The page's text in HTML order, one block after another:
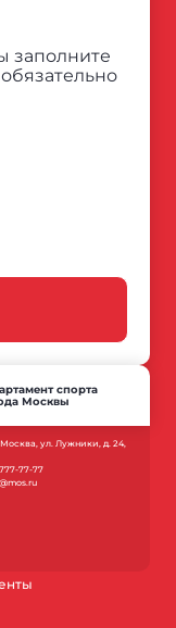
заполните
спорта
Москвы
ул. Лужники, д. 24,
77-77